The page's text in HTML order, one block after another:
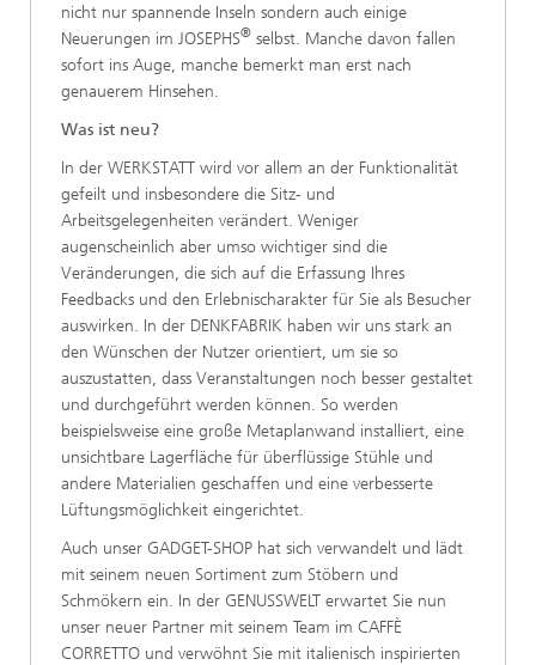
nicht nur spannende Inseln sondern auch einige
Neuerungen im JOSEPHS® selbst. Manche davon fallen
sofort ins Auge, manche bemerkt man erst nach
genauerem Hinsehen.
Was ist neu?
In der WERKSTATT wird vor allem an der Funktionalität
gefeilt und insbesondere die Sitz- und
Arbeitsgelegenheiten verändert. Weniger
augenscheinlich aber umso wichtiger sind die
Veränderungen, die sich auf die Erfassung Ihres
Feedbacks und den Erlebnischarakter für Sie als Besucher
auswirken. In der DENKFABRIK haben wir uns stark an
den Wünschen der Nutzer orientiert, um sie so
auszustatten, dass Veranstaltungen noch besser gestaltet
und durchgeführt werden können. So werden
beispielsweise eine große Metaplanwand installiert, eine
unsichtbare Lagerfläche für überflüssige Stühle und
andere Materialien geschaffen und eine verbesserte
Lüftungsmöglichkeit eingerichtet.
Auch unser GADGET-SHOP hat sich verwandelt und lädt
mit seinem neuen Sortiment zum Stöbern und
Schmökern ein. In der GENUSSWELT erwartet Sie nun
unser neuer Partner mit seinem Team im CAFFÈ
CORRETTO und verwöhnt Sie mit italienisch inspirierten